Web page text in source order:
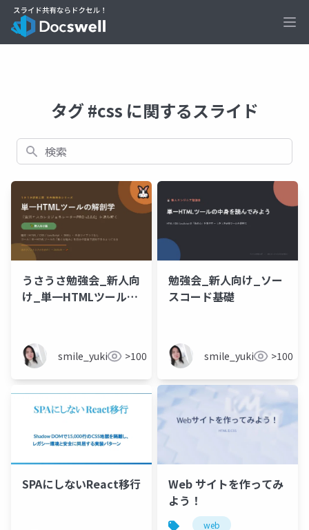
タグ #css に関するスライド
検索
うさうさ勉強会_新人向
け_単一HTMLツール入
smile_yukiko_it>100
勉強会_新人向け_ソー
スコード基礎
smile_yukiko_it>100
SPAにしないReact移行
Web サイトを作ってみ
よう！
web